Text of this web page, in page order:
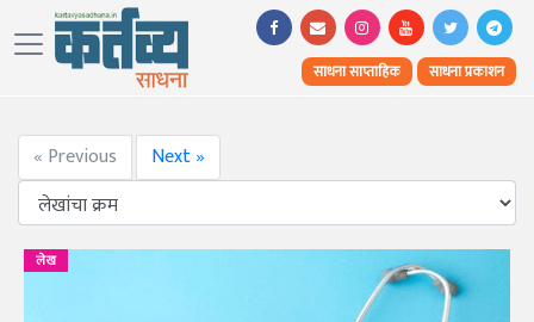
साधना साप्ताहिक साधना प्रकाशन
« Previous Next »
लेख